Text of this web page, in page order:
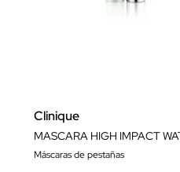
Clinique
MASCARA HIGH IMPACT
Máscaras de pestañas